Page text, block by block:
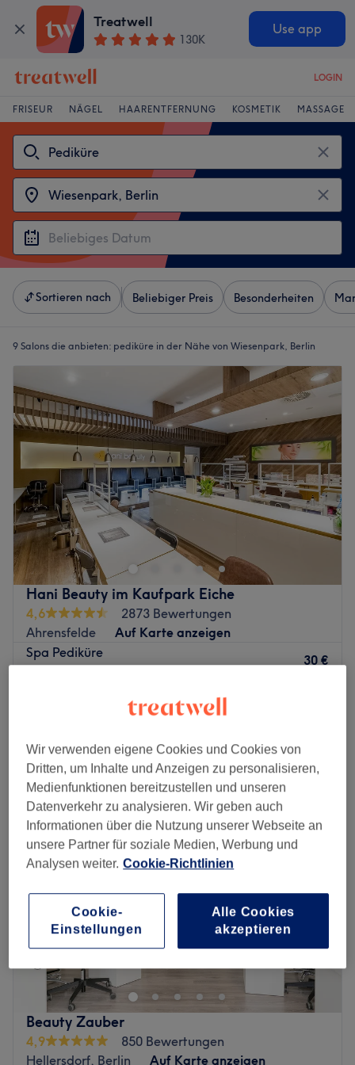
Treatwell
130K
Use app
LOGIN
FRISEUR NÄGEL HAARENTFERNUNG KOSMETIK MASSAGE
Sortieren nach Beliebiger Preis Besonderheiten
9 Salons die anbieten: pediküre in der Nähe von Wiesenpark, Berlin
Hani Beauty im Kaufpark Eiche
4,6
2873 Bewertungen
Ahrensfelde
Auf Karte anzeigen
Spa Pediküre
25 Min.
30 €
Montag 09:00–20:00
Dienstag
09:00–20:00
Mittwoch
09:00–20:00
Donnerstag
09:00– 20:00
Freitag
Sonntag
Geschlossen
Wer kennt es nicht? Nach einem langen, erfolgreichen
Shoppingtag möchte man sich gerne eine kleine Auszeit
gönnen. Dies können Berliner nun im Beautysalon Hani
Beauty im Kaufpark Eiche. Ob erstklassige
Gesichtsbehandlungen, Mani- und Pediküre, Massagen,
Gesichtsbehandlungen oder lange und dichte Wimpern –
für jeden ist etwas dabei. Verbinde auch du deine
Beauty Zauber
4,9
850 Bewertungen
Hellersdorf, Berlin
Auf Karte anzeigen
Wir verwenden eigene Cookies und Cookies von
Dritten, um Inhalte und Anzeigen zu personalisieren,
Medienfunktionen bereitzustellen und unseren
Datenverkehr zu analysieren. Wir geben auch
Informationen über die Nutzung unserer Webseite an
unsere Partner für soziale Medien, Werbung und
Analysen weiter. Cookie-Richtlinien
Cookie-
Einstellungen
Alle Cookies
akzeptieren